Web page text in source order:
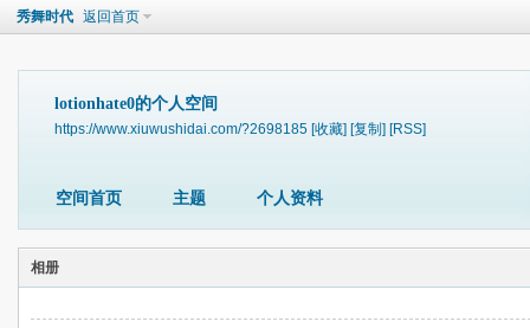
秀舞时代 返回首页
lotionhate0的个人空间
https://www.xiuwushidai.com/?2698185 [收藏] [复制] [RSS]
空间首页 主题 个人资料
相册